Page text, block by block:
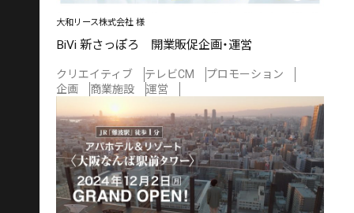
⼤和リース株式会社 様
BiVi 新さっぽろ 開業販促企画・運営
クリエイティブ テレビCM
プロモーション
企画
商業施設 運営